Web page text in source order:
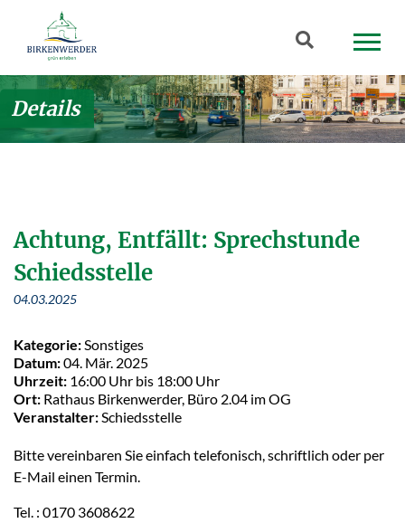
Zum Hauptinhalt springen
Suchbegriff
Details
Achtung, Entfällt: Sprechstunde
Schiedsstelle
04.03.2025
Kategorie: Sonstiges
Datum:04. Mär. 2025
Uhrzeit: 16:00 Uhr bis 18:00 Uhr
Ort: Rathaus Birkenwerder, Büro 2.04 im OG
Veranstalter: Schiedsstelle
Bitte vereinbaren Sie einfach telefonisch, schriftlich oder per
E-Mail einen Termin.
Tel. : 0170 3608622